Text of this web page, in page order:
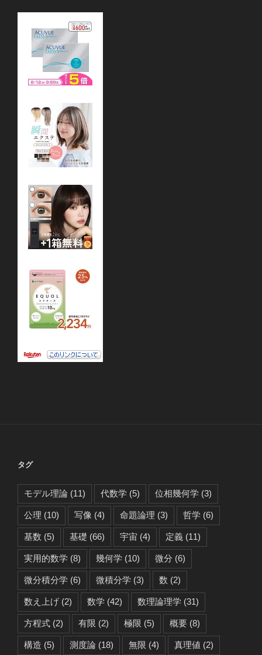
タグ
モデル理論 (11) 代数学 (5) 位相幾何学 (3)
公理 (10) 写像 (4) 命題論理 (3) 哲学 (6)
基数 (5) 基礎 (66) 宇宙 (4) 定義 (11)
実用的数学 (8) 幾何学 (10) 微分 (6)
微分積分学 (6) 微積分学 (3) 数 (2)
数え上げ (2) 数学 (42) 数理論理学 (31)
方程式 (2) 有限 (2) 極限 (5) 概要 (8)
構造 (5) 測度論 (18) 無限 (4) 真理値 (2)